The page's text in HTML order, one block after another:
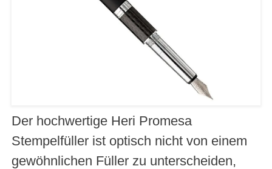
Der hochwertige Heri Promesa
Stempelfüller ist optisch nicht von einem
gewöhnlichen Füller zu unterscheiden,